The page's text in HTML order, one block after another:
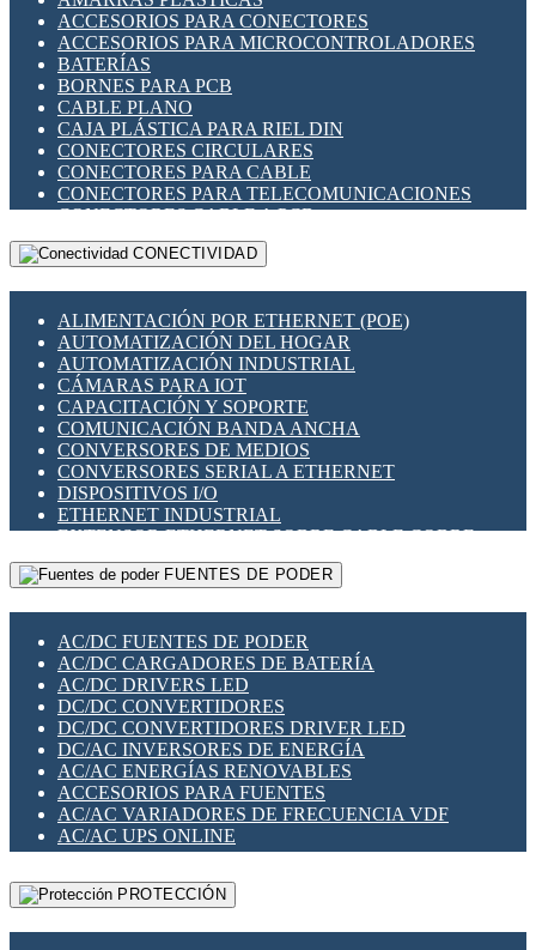
INDICADORES PARA PANEL
INTERFACES DE RELÉ
INTERRUPTORES FIN DE CARRERA
LLAVES CONMUTADORAS
MEDIDORES DE ENERGÍA Y TC'S DE CORRIENTE
MOTORES PASO A PASO
PANTALLAS HMI
PLC -CONTROLADORES LÓGICO PROGRAMABLES
PROGRAMADORES DE HORARIO
RELÉS DE PROTECCIÓN
SENSORES CAPACITIVOS
SENSORES INDUCTIVOS
TEMPORIZADORES
VARIACS
VARIADORES DE FRECUENCIA [VDF]
SECCIONADORES - INTERRUPTORES
MAQUINARIA
ACCESORIOS PARA CONECTORES
ACCESORIOS PARA MICROCONTROLADORES
BATERÍAS
BORNES PARA PCB
CABLE PLANO
CAJA PLÁSTICA PARA RIEL DIN
CONECTORES CIRCULARES
CONECTORES PARA CABLE
CONECTORES PARA TELECOMUNICACIONES
CONECTORES CABLE A PCB
CONECTORES PCB A CABLE
DIP SWITCHES
HERRAMIENTAS VARIAS
ILUMINACIÓN LED
INTERRUPTORES REED
INTERFACES DE RELÉ
OTROS RELÉS
PROTECCIÓN TÉRMICA
RELÉS AUTOMOTRICES
RELÉS DE SEÑAL
RELÉS DE ESTADO SÓLIDO SSR
RELÉS INDUSTRIALES
RELÉS MINIATURA DE POTENCIA
SENSORES MAGNÉTICOS
SWITCH Y MICROSWITCH
TARJETAS PI
UNIÓN Y DERIVACIÓN DE CABLE
CONECTIVIDAD
ALIMENTACIÓN POR ETHERNET (POE)
AUTOMATIZACIÓN DEL HOGAR
AUTOMATIZACIÓN INDUSTRIAL
CÁMARAS PARA IOT
CAPACITACIÓN Y SOPORTE
COMUNICACIÓN BANDA ANCHA
CONVERSORES DE MEDIOS
CONVERSORES SERIAL A ETHERNET
DISPOSITIVOS I/O
ETHERNET INDUSTRIAL
EXTENSOR ETHERNET SOBRE CABLE COBRE
GATEWAY LORAWAN
GESTIÓN DE REDES
PLACAS MODULARES IOT
SWITCHES Y REDES WIFI
SOLUCIONES IOT
SOLUCIONES LORAWAN
SOLUCIONES RED CELULAR
SEGURIDAD PARA REDES
SWITCHES LAN
TELEFONÍA IP (VOIP)
VIGILANCIA IP (CCTV)
MESHTASTIC
FUENTES DE PODER
AC/DC FUENTES DE PODER
AC/DC CARGADORES DE BATERÍA
AC/DC DRIVERS LED
DC/DC CONVERTIDORES
DC/DC CONVERTIDORES DRIVER LED
DC/AC INVERSORES DE ENERGÍA
AC/AC ENERGÍAS RENOVABLES
ACCESORIOS PARA FUENTES
AC/AC VARIADORES DE FRECUENCIA VDF
AC/AC UPS ONLINE
PROTECCIÓN